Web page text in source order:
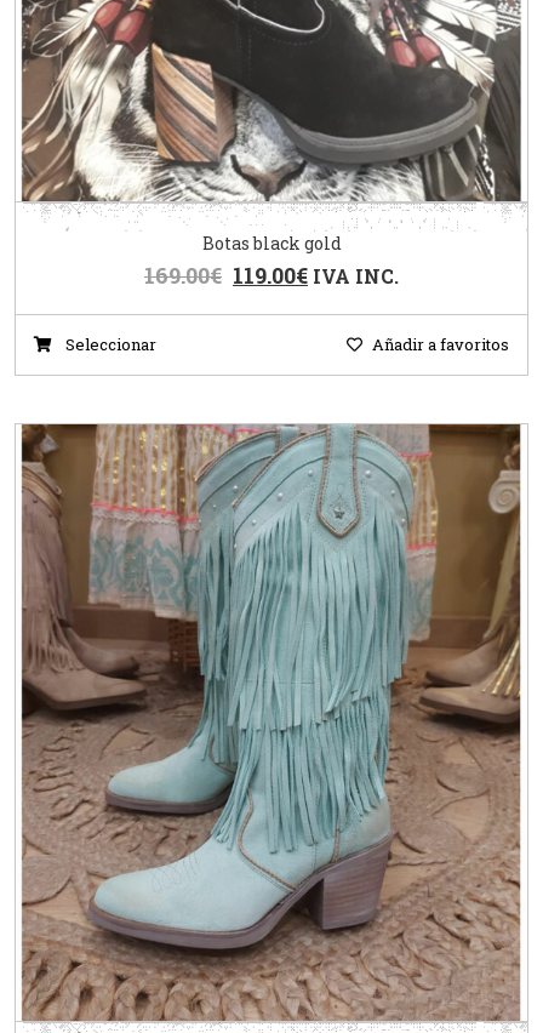
Botas black gold
169.00€ 119.00€ IVA INC.
Seleccionar Añadir a favoritos